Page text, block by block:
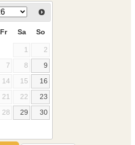
Fr Sa So
1
2
7 8
9
14 15
16
21 22
23
28 29
30